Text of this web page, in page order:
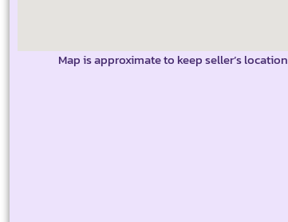
Map is approximate to keep seller’s location